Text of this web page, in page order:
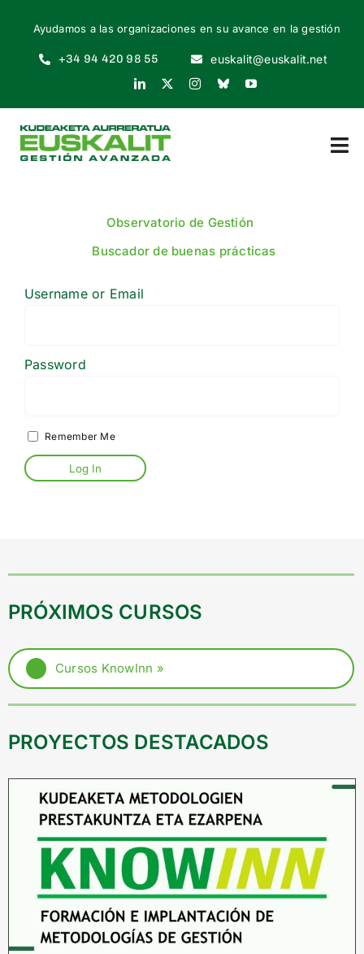
content
Ayudamos a las organizaciones en su avance en la gestión
+34 94 420 98 55 euskalit@euskalit.net
QUIÉNES SOMOS
POR QUÉ
RECONOCIMIENTOS
RECURSOS
for:
Observatorio de Gestión
Buscador de buenas prácticas
Username or Email
Password
Remember Me
PRÓXIMOS CURSOS
Cursos KnowInn »
PROYECTOS DESTACADOS